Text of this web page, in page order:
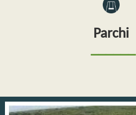
Parchi
──────